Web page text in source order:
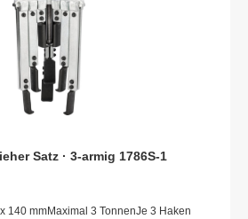
Satz · 3-armig 1786S-1
140 mmMaximal 3 TonnenJe 3 Haken